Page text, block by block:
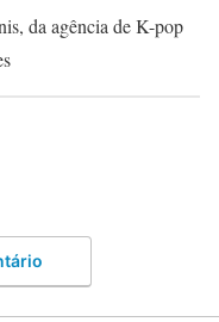
da agência de K-pop